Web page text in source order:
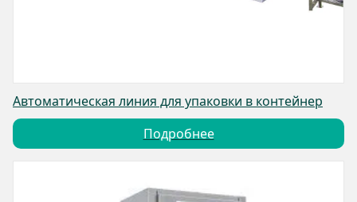
Автоматическая линия для упаковки в контейнер
Подробнее